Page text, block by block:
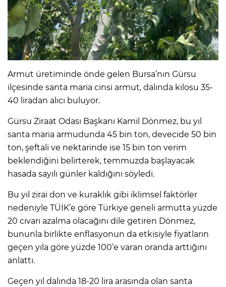
Armut üretiminde önde gelen Bursa’nın Gürsu
ilçesinde santa maria cinsi armut, dalında kilosu 35-
40 liradan alıcı buluyor.
Gürsu Ziraat Odası Başkanı Kamil Dönmez, bu yıl
santa maria armudunda 45 bin ton, devecide 50 bin
ton, şeftali ve nektarinde ise 15 bin ton verim
beklendiğini belirterek, temmuzda başlayacak
hasada sayılı günler kaldığını söyledi.
Bu yıl zirai don ve kuraklık gibi iklimsel faktörler
nedeniyle TÜİK’e göre Türkiye geneli armutta yüzde
20 civarı azalma olacağını dile getiren Dönmez,
bununla birlikte enflasyonun da etkisiyle fiyatların
geçen yıla göre yüzde 100’e varan oranda arttığını
anlattı.
Geçen yıl dalında 18-20 lira arasında olan santa